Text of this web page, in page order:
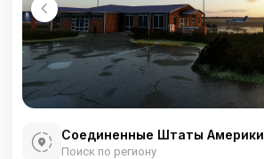
Соединенные Штаты Америки
Поиск по региону